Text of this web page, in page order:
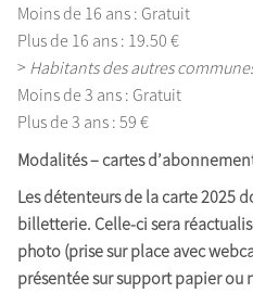
Moins de 16 ans : Gratuit
Plus de 16 ans : 19.50 €
> Habitants des autres
Moins de 3 ans : Gratuit
Plus de 3 ans : 59 €
Modalités – cartes
Les détenteurs de la carte 2025
billetterie. Celle-ci sera
photo (prise sur place avec
présentée sur support papier ou